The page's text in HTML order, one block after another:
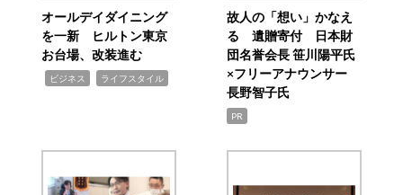
オールデイダイニング
を一新 ヒルトン東京
お台場、改装進む
ビジネス ライフスタイル
故人の「想い」かなえ
る 遺贈寄付 日本財
団名誉会長 笹川陽平氏
×フリーアナウンサー
長野智子氏
PR